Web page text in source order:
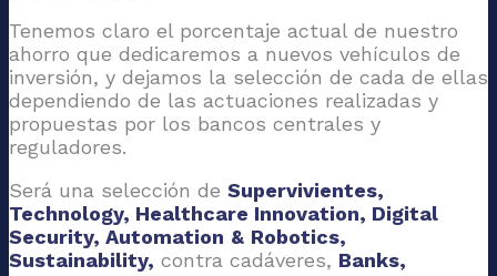
Tenemos claro el porcentaje actual de nuestro
ahorro que dedicaremos a nuevos vehículos de
inversión, y dejamos la selección de cada de ellas
dependiendo de las actuaciones realizadas y
propuestas por los bancos centrales y
reguladores.
Será una selección de Supervivientes,
Technology, Healthcare Innovation, Digital
Security, Automation & Robotics,
Sustainability, contra cadáveres, Banks,